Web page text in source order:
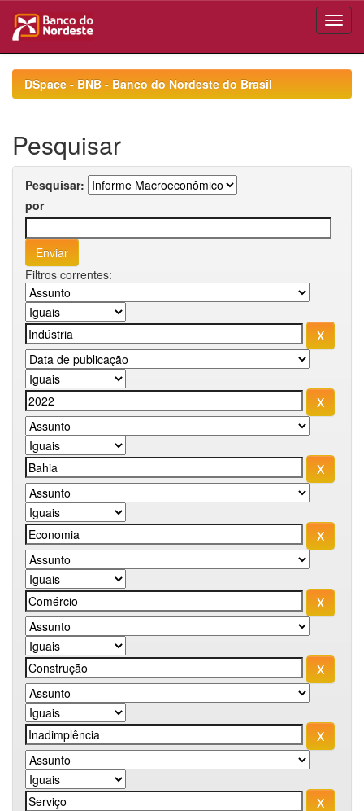
navigationDSpace - BNB - Banco do Nordeste do Brasil
Pesquisar
Pesquisar:
por
Filtros correntes: